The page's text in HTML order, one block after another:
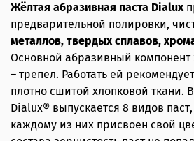
Жёлтая абразивная паста Dialux
предварительной полировки,
металлов, твердых сплавов,
Основной абразивный
– трепел. Работать ей
плотно сшитой хлопковой ткани.
Dialux® выпускается 8 видов
каждому из них присвоен свой